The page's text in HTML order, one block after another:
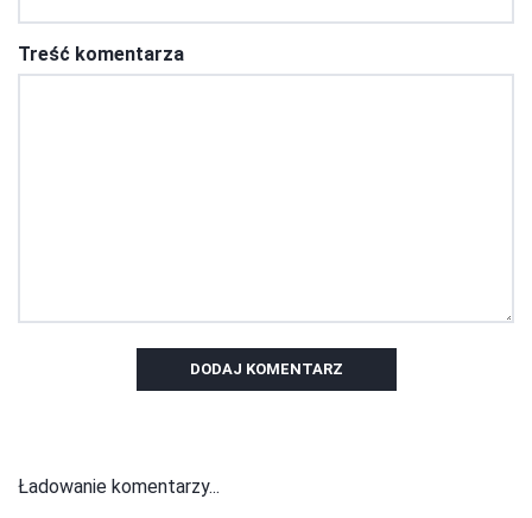
Treść komentarza
DODAJ KOMENTARZ
Ładowanie komentarzy...